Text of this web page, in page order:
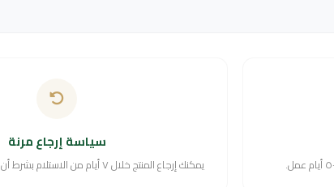
سياسة إرجاع مرنة
يمكنك إرجاع المنتج خلال ٧ أيام من الاستلام بشرط أن يكون في حالته الأصلية.